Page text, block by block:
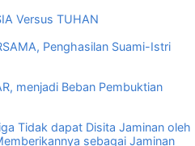
Versus TUHAN
Penghasilan Suami-Istri
menjadi Beban Pembuktian
Tidak dapat Disita Jaminan oleh
sebagai Jaminan